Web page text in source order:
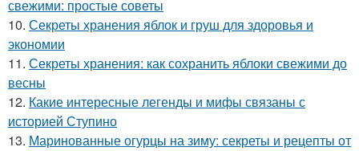
свежими: простые советы
10. Секреты хранения яблок и груш для здоровья и
экономии
11. Секреты хранения: как сохранить яблоки свежими до
весны
12. Какие интересные легенды и мифы связаны с
историей Ступино
13. Маринованные огурцы на зиму: секреты и рецепты от